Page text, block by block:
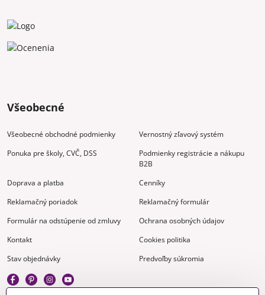
Všeobecné
Všeobecné obchodné podmienky
Vernostný zľavový systém
Ponuka pre školy, CVČ, DSS
Podmienky registrácie a nákupu
B2B
Doprava a platba
Cenníky
Reklamačný poriadok
Reklamačný formulár
Formulár na odstúpenie od zmluvy
Ochrana osobných údajov
Kontakt
Cookies politika
Stav objednávky
Predvoľby súkromia